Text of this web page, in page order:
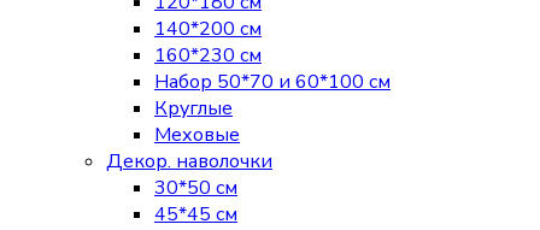
140*200 см
160*230 см
Набор 50*70 и 60*100 см
Круглые
Меховые
Декор. наволочки
30*50 см
45*45 см